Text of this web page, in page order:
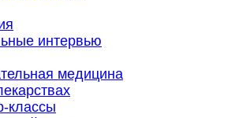
интервью
медицина
классы